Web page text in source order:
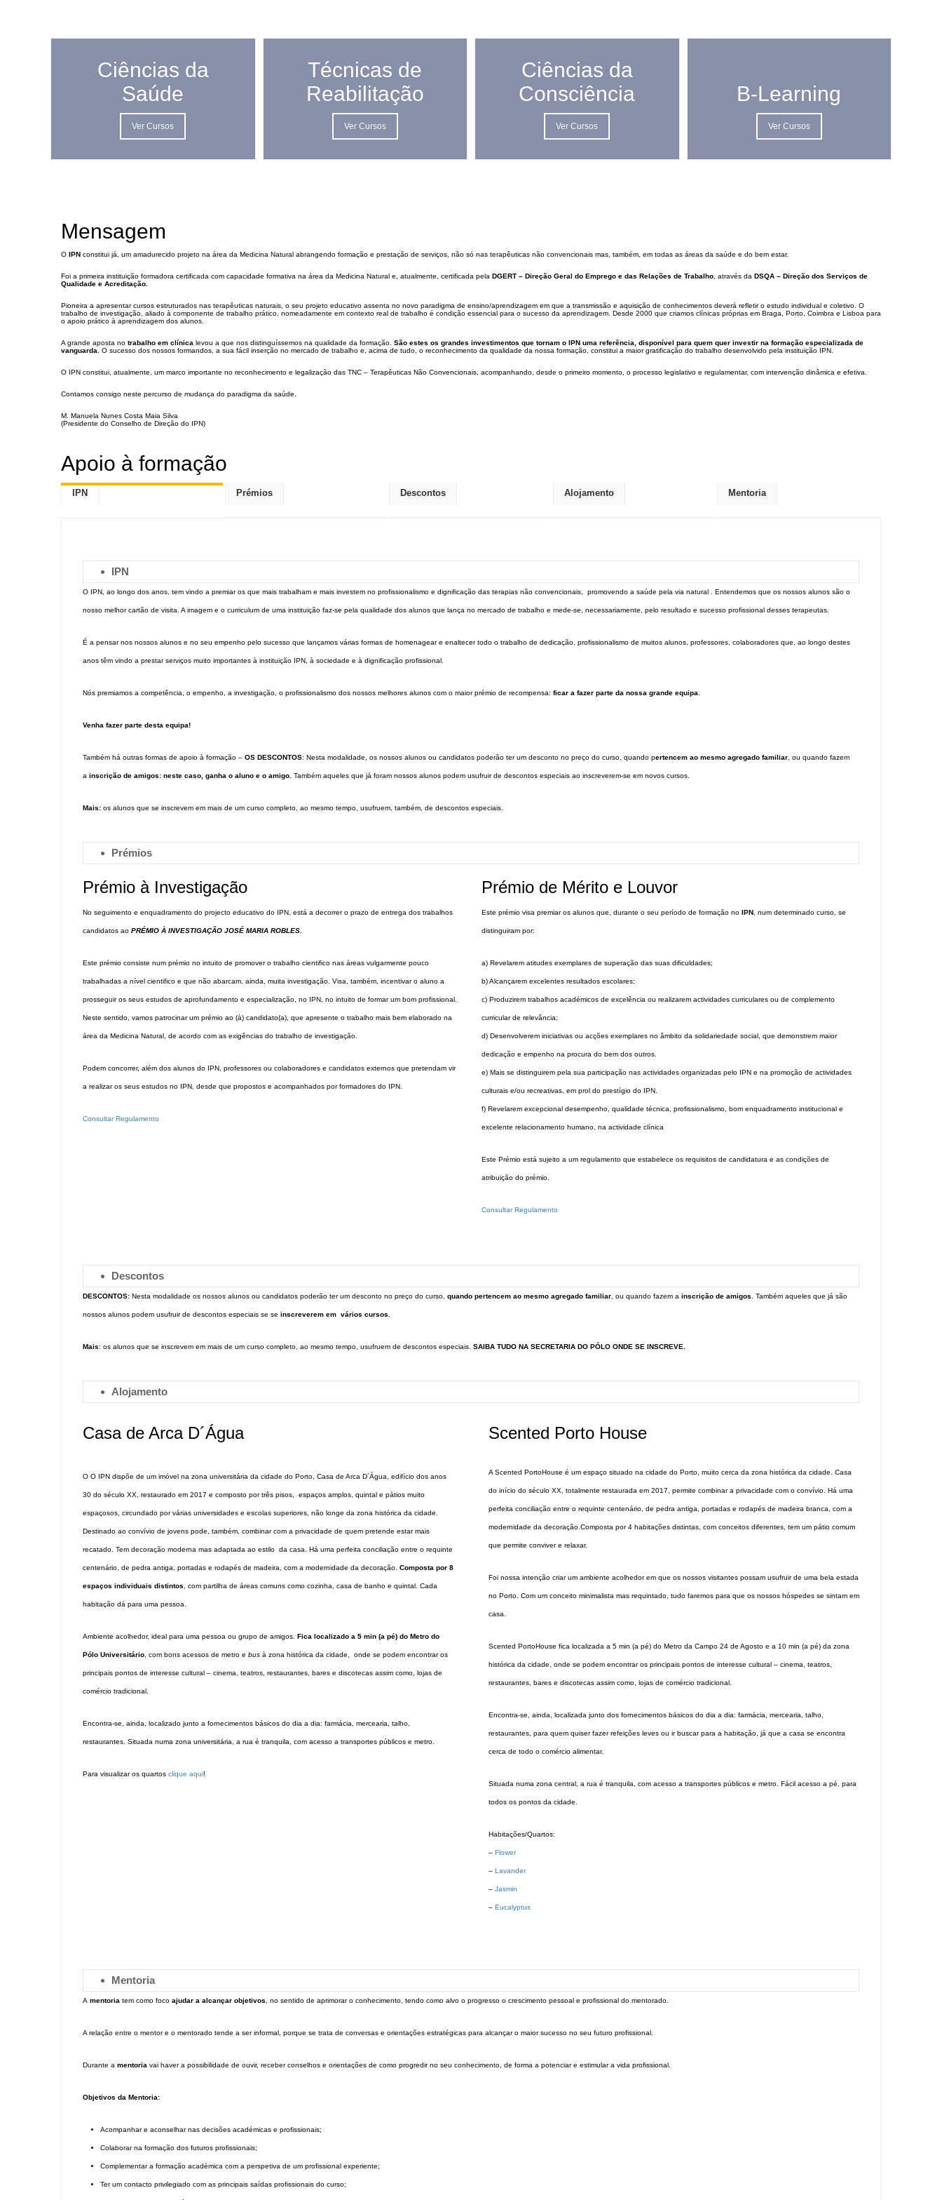
Ciências da
Saúde
Ver Cursos
Técnicas de
Reabilitação
Ver Cursos
Ciências da
Consciência
Ver Cursos
B-Learning
Ver Cursos
Mensagem
O IPN constitui já, um amadurecido projeto na área da Medicina Natural abrangendo formação e prestação de serviços, não só nas terapêuticas não convencionais mas, também, em todas as áreas da saúde e do bem estar.
Foi a primeira instituição formadora certificada com capacidade formativa na área da Medicina Natural e, atualmente, certificada pela DGERT – Direção Geral do Emprego e das Relações de Trabalho , através da DSQA – Direção dos Serviços de
Qualidade e Acreditação.
Pioneira a apresentar cursos estruturados nas terapêuticas naturais, o seu projeto educativo assenta no novo paradigma de ensino/aprendizagem em que a transmissão e aquisição de conhecimentos deverá refletir o estudo individual e coletivo. O
trabalho de investigação, aliado à componente de trabalho prático, nomeadamente em contexto real de trabalho é condição essencial para o sucesso da aprendizagem. Desde 2000 que criamos clínicas próprias em Braga, Porto, Coimbra e Lisboa para
o apoio prático à aprendizagem dos alunos.
A grande aposta no trabalho em clínica levou a que nos distinguíssemos na qualidade da formação. São estes os grandes investimentos que tornam o IPN uma referência, disponível para quem quer investir na formação especializada de
vanguarda . O sucesso dos nossos formandos, a sua fácil inserção no mercado de trabalho e, acima de tudo, o reconhecimento da qualidade da nossa formação, constitui a maior gratificação do trabalho desenvolvido pela instituição IPN.
O IPN constitui, atualmente, um marco importante no reconhecimento e legalização das TNC – Terapêuticas Não Convencionais, acompanhando, desde o primeiro momento, o processo legislativo e regulamentar, com intervenção dinâmica e efetiva.
Contamos consigo neste percurso de mudança do paradigma da saúde.
M. Manuela Nunes Costa Maia Silva
(Presidente do Conselho de Direção do IPN)
Apoio à formação
IPN Prémios Descontos Alojamento Mentoria
IPN
O IPN, ao longo dos anos, tem vindo a premiar os que mais trabalham e mais investem no profissionalismo e dignificação das terapias não convencionais, promovendo a saúde pela via natural . Entendemos que os nossos alunos são o
nosso melhor cartão de visita. A imagem e o curriculum de uma instituição faz-se pela qualidade dos alunos que lança no mercado de trabalho e mede-se, necessariamente, pelo resultado e sucesso profissional desses terapeutas.
É a pensar nos nossos alunos e no seu empenho pelo sucesso que lançamos várias formas de homenagear e enaltecer todo o trabalho de dedicação, profissionalismo de muitos alunos, professores, colaboradores que, ao longo destes
anos têm vindo a prestar serviços muito importantes à instituição IPN, à sociedade e à dignificação profissional.
Nós premiamos a competência, o empenho, a investigação, o profissionalismo dos nossos melhores alunos com o maior prémio de recompensa: ficar a fazer parte da nossa grande equipa
Venha fazer parte desta equipa!
Também há outras formas de apoio à formação – OS DESCONTOS: Nesta modalidade, os nossos alunos ou candidatos poderão ter um desconto no preço do curso, quando pertencem ao mesmo agregado familiar , ou quando fazem
a inscrição de amigos: neste caso, ganha o aluno e o amigo. Também aqueles que já foram nossos alunos podem usufruir de descontos especiais ao inscreverem-se em novos cursos.
Mais: os alunos que se inscrevem em mais de um curso completo, ao mesmo tempo, usufruem, também, de descontos especiais.
Prémios
Prémio à Investigação
No seguimento e enquadramento do projecto educativo do IPN, está a decorrer o prazo de entrega dos trabalhos
candidatos ao PRÉMIO À INVESTIGAÇÃO JOSÉ MARIA ROBLES.
Este prémio consiste num prémio no intuito de promover o trabalho cientifico nas áreas vulgarmente pouco
trabalhadas a nível cientifico e que não abarcam, ainda, muita investigação. Visa, também, incentivar o aluno a
prosseguir os seus estudos de aprofundamento e especialização, no IPN, no intuito de formar um bom profissional.
Neste sentido, vamos patrocinar um prémio ao (à) candidato(a), que apresente o trabalho mais bem elaborado na
área da Medicina Natural, de acordo com as exigências do trabalho de investigação.
Podem concorrer, além dos alunos do IPN, professores ou colaboradores e candidatos externos que pretendam vir
a realizar os seus estudos no IPN, desde que propostos e acompanhados por formadores do IPN.
Consultar Regulamento
Prémio de Mérito e Louvor
Este prémio visa premiar os alunos que, durante o seu período de formação no IPN , num determinado curso, se
distinguiram por:
a) Revelarem atitudes exemplares de superação das suas dificuldades;
b) Alcançarem excelentes resultados escolares;
c) Produzirem trabalhos académicos de excelência ou realizarem actividades curriculares ou de complemento
curricular de relevância;
d) Desenvolverem iniciativas ou acções exemplares no âmbito da solidariedade social, que demonstrem maior
dedicação e empenho na procura do bem dos outros.
e) Mais se distinguirem pela sua participação nas actividades organizadas pelo IPN e na promoção de actividades
culturais e/ou recreativas, em prol do prestígio do IPN.
f) Revelarem excepcional desempenho, qualidade técnica, profissionalismo, bom enquadramento institucional e
excelente relacionamento humano, na actividade clínica
Este Prémio está sujeito a um regulamento que estabelece os requisitos de candidatura e as condições de
atribuição do prémio.
Consultar Regulamento
Descontos
DESCONTOS: Nesta modalidade os nossos alunos ou candidatos poderão ter um desconto no preço do curso, quando pertencem ao mesmo agregado familiar , ou quando fazem a inscrição de amigos . Também aqueles que já são
nossos alunos podem usufruir de descontos especiais se se inscreverem em vários cursos
Mais: os alunos que se inscrevem em mais de um curso completo, ao mesmo tempo, usufruem de descontos especiais. SAIBA TUDO NA SECRETARIA DO PÓLO ONDE SE INSCREVE.
Alojamento
Casa de Arca D´Água
O O IPN dispõe de um imóvel na zona universitária da cidade do Porto, Casa de Arca D´Água, edifício dos anos
30 do século XX, restaurado em 2017 e composto por três pisos, espaços amplos, quintal e pátios muito
espaçosos, circundado por várias universidades e escolas superiores, não longe da zona histórica da cidade.
Destinado ao convívio de jovens pode, também, combinar com a privacidade de quem pretende estar mais
recatado. Tem decoração moderna mas adaptada ao estilo da casa. Há uma perfeita conciliação entre o requinte
centenário, de pedra antiga, portadas e rodapés de madeira, com a modernidade da decoração. Composta por 8
espaços individuais distintos , com partilha de áreas comuns como cozinha, casa de banho e quintal. Cada
habitação dá para uma pessoa.
Ambiente acolhedor, ideal para uma pessoa ou grupo de amigos. Fica localizado a 5 min (a pé) do Metro do
Pólo Universitário , com bons acessos de metro e bus à zona histórica da cidade, onde se podem encontrar os
principais pontos de interesse cultural – cinema, teatros, restaurantes, bares e discotecas assim como, lojas de
comércio tradicional.
Encontra-se, ainda, localizado junto a fornecimentos básicos do dia a dia: farmácia, mercearia, talho,
restaurantes. Situada numa zona universitária, a rua é tranquila, com acesso a transportes públicos e metro.
Para visualizar os quartos clique aqui!
Scented Porto House
A Scented PortoHouse é um espaço situado na cidade do Porto, muito cerca da zona histórica da cidade. Casa
do início do século XX, totalmente restaurada em 2017, permite combinar a privacidade com o convívio. Há uma
perfeita conciliação entre o requinte centenário, de pedra antiga, portadas e rodapés de madeira branca, com a
modernidade da decoração.Composta por 4 habitações distintas, com conceitos diferentes, tem um pátio comum
que permite conviver e relaxar.
Foi nossa intenção criar um ambiente acolhedor em que os nossos visitantes possam usufruir de uma bela estada
no Porto. Com um conceito minimalista mas requintado, tudo faremos para que os nossos hóspedes se sintam em
casa.
Scented PortoHouse fica localizada a 5 min (a pé) do Metro da Campo 24 de Agosto e a 10 min (a pé) da zona
histórica da cidade, onde se podem encontrar os principais pontos de interesse cultural – cinema, teatros,
restaurantes, bares e discotecas assim como, lojas de comércio tradicional.
Encontra-se, ainda, localizada junto dos fornecimentos básicos do dia a dia: farmácia, mercearia, talho,
restaurantes, para quem quiser fazer refeições leves ou ir buscar para a habitação, já que a casa se encontra
cerca de todo o comércio alimentar.
Situada numa zona central, a rua é tranquila, com acesso a transportes públicos e metro. Fácil acesso a pé, para
todos os pontos da cidade.
Habitações/Quartos:
– Flower
– Lavander
– Jasmin
– Eucalyptus
Mentoria
A mentoria tem como foco ajudar a alcançar objetivos , no sentido de aprimorar o conhecimento, tendo como alvo o progresso o crescimento pessoal e profissional do mentorado.
A relação entre o mentor e o mentorado tende a ser informal, porque se trata de conversas e orientações estratégicas para alcançar o maior sucesso no seu futuro profissional.
Durante a mentoria vai haver a possibilidade de ouvir, receber conselhos e orientações de como progredir no seu conhecimento, de forma a potenciar e estimular a vida profissional.
Objetivos da Mentoria:
Acompanhar e aconselhar nas decisões académicas e profissionais;
Colaborar na formação dos futuros profissionais;
Complementar a formação académica com a perspetiva de um profissional experiente;
Ter um contacto privilegiado com as principais saídas profissionais do curso;